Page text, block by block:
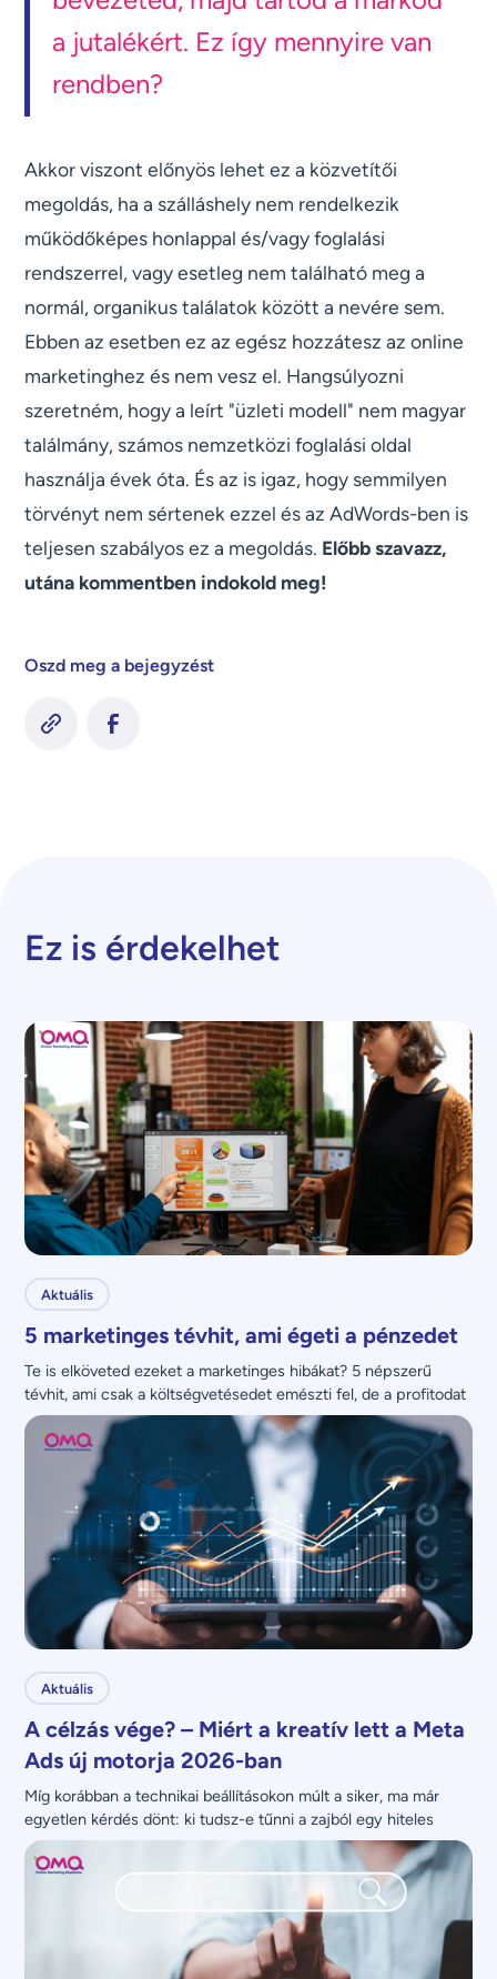
a jutalékért. Ez így mennyire van
rendben?
Akkor viszont előnyös lehet ez a közvetítői
megoldás, ha a szálláshely nem rendelkezik
működőképes honlappal és/vagy foglalási
rendszerrel, vagy esetleg nem található meg a
normál, organikus találatok között a nevére sem.
Ebben az esetben ez az egész hozzátesz az online
marketinghez és nem vesz el. Hangsúlyozni
szeretném, hogy a leírt "üzleti modell" nem magyar
találmány, számos nemzetközi foglalási oldal
használja évek óta. És az is igaz, hogy semmilyen
törvényt nem sértenek ezzel és az AdWords-ben is
teljesen szabályos ez a megoldás. Előbb szavazz,
utána kommentben indokold meg!
Oszd meg a bejegyzést
Ez is érdekelhet
Aktuális
5 marketinges tévhit, ami égeti a pénzedet
Te is elköveted ezeket a marketinges hibákat? 5 népszerű
tévhit, ami csak a költségvetésedet emészti fel, de a profitodat
nem növeli.
Aktuális
A célzás vége? – Miért a kreatív lett a Meta
Ads új motorja 2026-ban
Míg korábban a technikai beállításokon múlt a siker, ma már
egyetlen kérdés dönt: ki tudsz-e tűnni a zajból egy hiteles
üzenettel?